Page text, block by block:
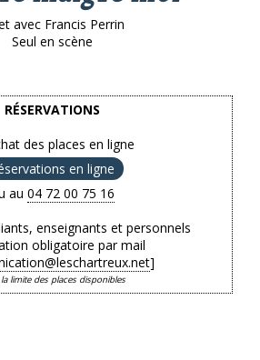
avec Francis Perrin
Seul en scène
RÉSERVATIONS
des places en ligne
en ligne
au 04 72 00 75 16
enseignants et personnels
obligatoire par mail
]
limite des places disponibles